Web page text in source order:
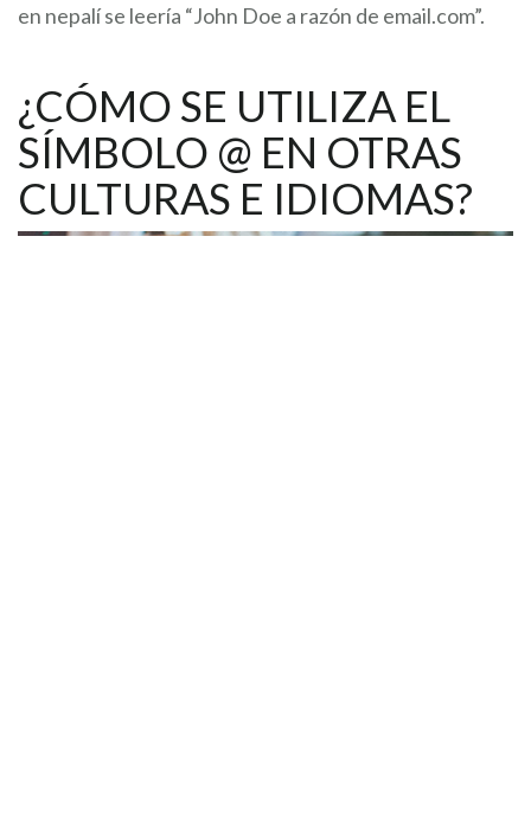
en nepalí se leería “John Doe a razón de email.com”.
¿CÓMO SE UTILIZA EL
SÍMBOLO @ EN OTRAS
CULTURAS E IDIOMAS?